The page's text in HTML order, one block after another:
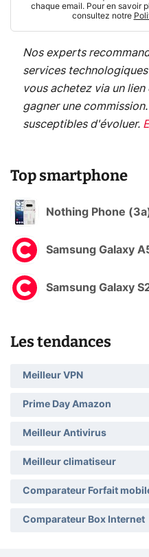
chaque email. Pour en savoir
consultez notre
Nos experts
services
vous achetez via un
gagner une
susceptibles d'évoluer.
Top smartphone
Nothing Phone
Samsung Galaxy
Samsung Galaxy
Les tendances
Meilleur VPN
Prime Day Amazon
Meilleur Antivirus
Meilleur climatiseur
Comparateur Forfait
Comparateur Box Internet